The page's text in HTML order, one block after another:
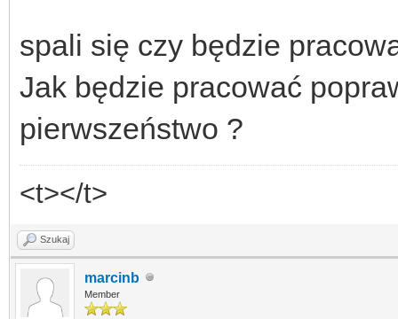
spali się czy będzie
Jak będzie pracować
pierwszeństwo ?
<t></t>
Szukaj
marcinb
Member